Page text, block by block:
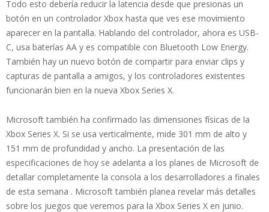
Todo esto debería reducir la latencia desde que presionas un
botón en un controlador Xbox hasta que ves ese movimiento
aparecer en la pantalla. Hablando del controlador, ahora es USB-
C, usa baterías AA y es compatible con Bluetooth Low Energy.
También hay un nuevo botón de compartir para enviar clips y
capturas de pantalla a amigos, y los controladores existentes
funcionarán bien en la nueva Xbox Series X.
Microsoft también ha confirmado las dimensiones físicas de la
Xbox Series X. Si se usa verticalmente, mide 301 mm de alto y
151 mm de profundidad y ancho. La presentación de las
especificaciones de hoy se adelanta a los planes de Microsoft de
detallar completamente la consola a los desarrolladores a finales
de esta semana . Microsoft también planea revelar más detalles
sobre los juegos que veremos para la Xbox Series X en junio.